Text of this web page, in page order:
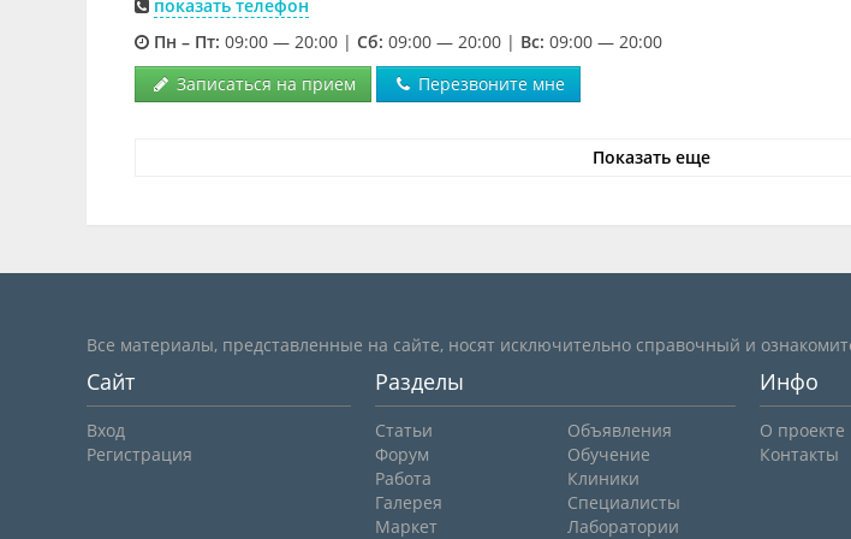
показать телефон
Пн – Пт: 09:00 — 20:00 | Cб: 09:00 — 20:00 | Вс: 09:00 — 20:00
Записаться на прием
Перезвоните мне
Показать еще
Все материалы, представленные на сайте, носят исключительно справочный и
Сайт
Вход
Регистрация
Разделы
Статьи
Форум
Работа
Галерея
Маркет
Объявления
Обучение
Клиники
Специалисты
Лаборатории
Инфо
О проекте
Контакты